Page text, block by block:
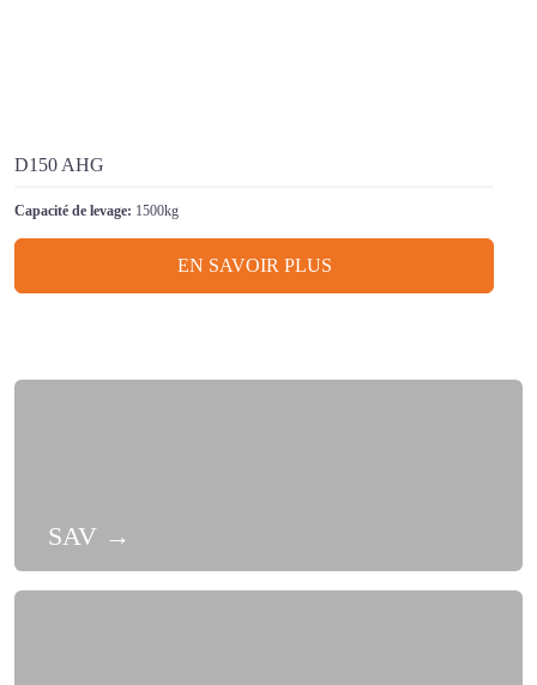
D150 AHG
Capacité de levage: 1500kg
EN SAVOIR PLUS
SAV →